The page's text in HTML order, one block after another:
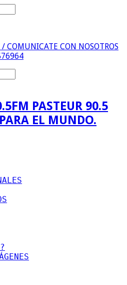
COMUNICATE CON NOSOTROS
FM PASTEUR 90.5
EL MUNDO.